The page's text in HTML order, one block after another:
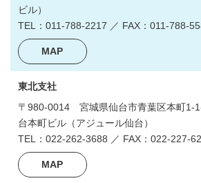
ビル）
TEL：011-788-2217 ／ FAX：011-788-
MAP
東北支社
〒980-0014 宮城県仙台市青葉区本町1-
台本町ビル（アジュール仙台）
TEL：022-262-3688 ／ FAX：022-227-
MAP